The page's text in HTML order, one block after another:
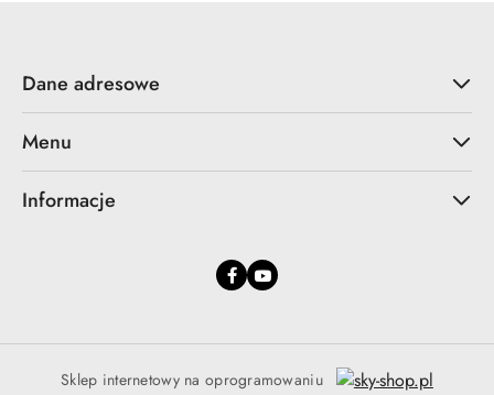
Dane adresowe
Menu
Informacje
Sklep internetowy na oprogramowaniu